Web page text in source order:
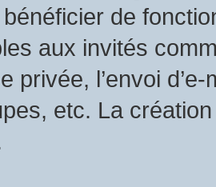
de
aux invités
privée, l’envoi
etc. La